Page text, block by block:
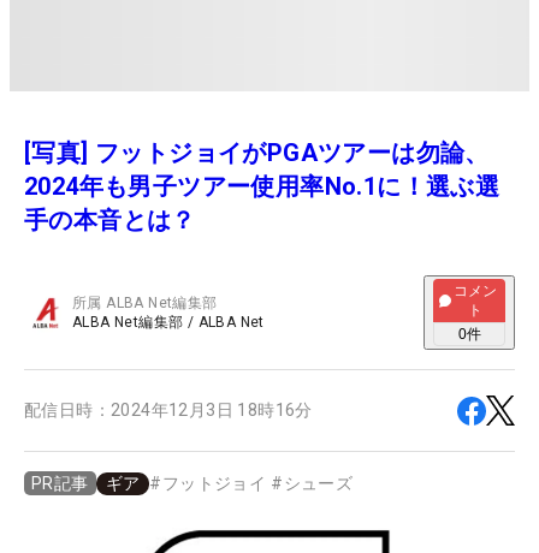
[写真] フットジョイがPGAツアーは勿論、
2024年も男子ツアー使用率No.1に！選ぶ選
手の本音とは？
所属ALBA Net編集部
ALBA Net編集部 / ALBA Net
コメン
ト
0件
配信日時： 2024年12月3日 18時16分
PR記事 ギア #フットジョイ # シューズ